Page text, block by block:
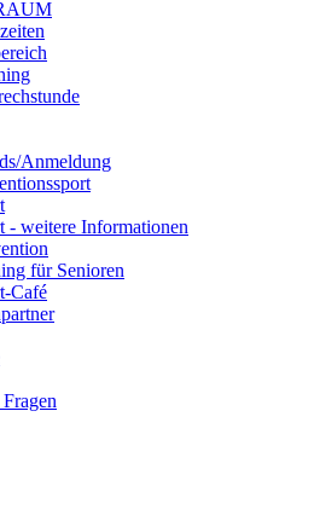
Anmeldung
- weitere Informationen
für Senioren
Café